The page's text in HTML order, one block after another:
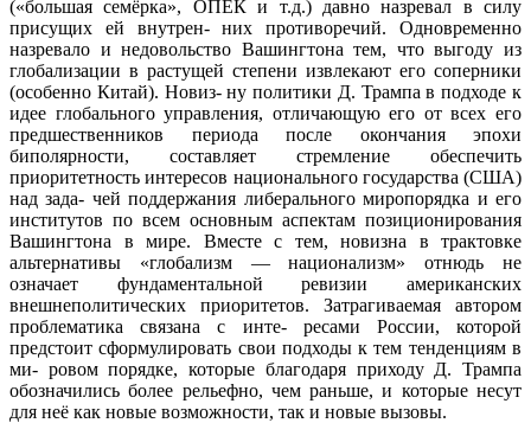
(«большая семёрка», ОПЕК и т.д.) давно назревал в силу
присущих ей внутрен- них противоречий. Одновременно
назревало и недовольство Вашингтона тем, что выгоду из
глобализации в растущей степени извлекают его соперники
(особенно Китай). Новиз- ну политики Д. Трампа в подходе к
идее глобального управления, отличающую его от всех его
предшественников периода после окончания эпохи
биполярности, составляет стремление обеспечить
приоритетность интересов национального государства (США)
над зада- чей поддержания либерального миропорядка и его
институтов по всем основным аспектам позиционирования
Вашингтона в мире. Вместе с тем, новизна в трактовке
альтернативы «глобализм — национализм» отнюдь не
означает фундаментальной ревизии американских
внешнеполитических приоритетов. Затрагиваемая автором
проблематика связана с инте- ресами России, которой
предстоит сформулировать свои подходы к тем тенденциям в
ми- ровом порядке, которые благодаря приходу Д. Трампа
обозначились более рельефно, чем раньше, и которые несут
для неё как новые возможности, так и новые вызовы.